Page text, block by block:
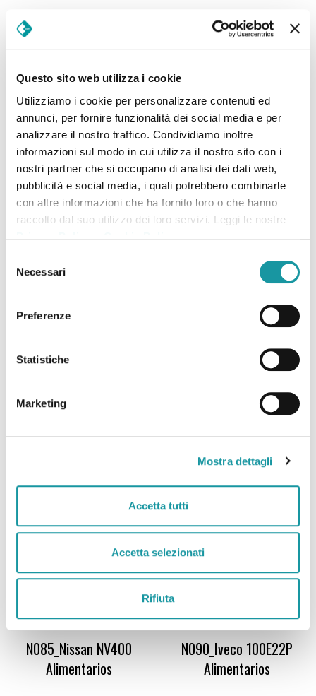
Questo sito web utilizza i cookie
Utilizziamo i cookie per personalizzare contenuti ed
annunci, per fornire funzionalità dei social media e per
analizzare il nostro traffico. Condividiamo inoltre
informazioni sul modo in cui utilizza il nostro sito con i
nostri partner che si occupano di analisi dei dati web,
pubblicità e social media, i quali potrebbero combinarle
con altre informazioni che ha fornito loro o che hanno
raccolto dal suo utilizzo dei loro servizi. Leggi le nostre
delNecessari
Preferenze
Statistiche
Marketing
Mostra dettagli
Accetta tutti
Accetta selezionati
Rifiuta
N053_Iveco 80E18 FP
Alimentarios
N059_MAN TGX26
Alimentarios
Frutas y Hortalizas
N066_Renault Master
Alimentarios
Alimentarios
N073_Renault Maxity 45
Alimentarios
N085_Nissan NV400
Alimentarios
N090_Iveco 100E22P
Alimentarios